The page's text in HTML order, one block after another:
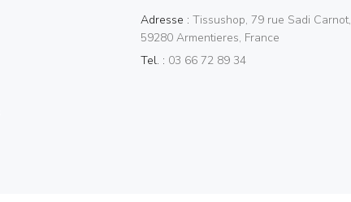
Adresse : Tissushop, 79 rue Sadi Carnot,
59280 Armentieres, France
Tel. : 03 66 72 89 34